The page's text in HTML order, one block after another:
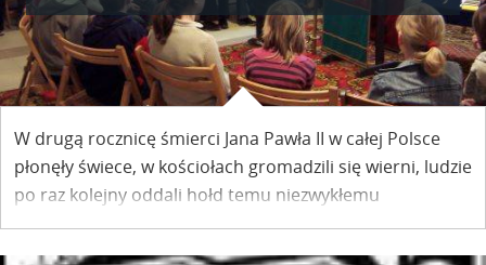
W drugą rocznicę śmierci Jana Pawła II w całej Polsce
płonęły świece, w kościołach gromadzili się wierni, ludzie
po raz kolejny oddali hołd temu niezwykłemu
człowiekowi. Kazimierz Dolny również pogrążył się tego
dnia w modlitwie.